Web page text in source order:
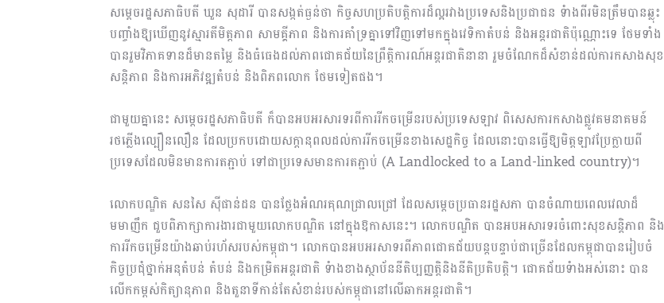
សម្តេចរដ្ឋសភាធិបតី ឃួន សុដារី បានសង្កត់ធ្ងន់ថា កិច្ចសហប្រតិបត្តិការដ៏ល្អរវាងប្រទេសនិងប្រជាជន ទំាងពីរមិនត្រឹមបានឆ្លុះ
បញ្ចាំងឱ្យឃើញនូវស្មារតីមិត្តភាព សាមគ្គីភាព និងការគាំទ្រគ្នាទៅវិញទៅមកក្នុងវេទិកាតំបន់ និងអន្ដរជាតិប៉ុណ្ណោះទេ ថែមទាំង
បានរួមវិភាគទានដ៏មានតម្លៃ និងធំធេងដល់ភាពជោគជ័យនៃព្រឹត្តិការណ៍អន្តរជាតិនានា រួមចំណែកដ៏សំខាន់ដល់ការកសាងសុខ
សន្ដិភាព និងការអភិវឌ្ឍតំបន់ និងពិភពលោក ថែមទៀតផង។
ជាមួយគ្នានេះ សម្តេចរដ្ឋសភាធិបតី ក៏បានអបអរសារទរពីការរីកចម្រើនរបស់ប្រទេសឡាវ ពិសេសការកសាងផ្លូវគមនាគមន៍
រថភ្លើងល្បឿនលឿន ដែលប្រកបដោយសក្តានុពលដល់ការរីកចម្រើនខាងសេដ្ឋកិច្ច ដែលនោះបានធ្វើឱ្យមិត្តឡាវប្រែក្លាយពី
ប្រទេសដែលមិនមានការតភ្ជាប់ ទៅជាប្រទេសមានការតភ្ជាប់ (A Landlocked to a Land-linked country)។
លោកបណ្ឌិត សនសៃ ស៊ីផាន់ដន បានថ្លែងអំណរគុណជ្រាលជ្រៅ ដែលសម្តេចប្រធានរដ្ឋសភា បានចំណាយពេលវេលាដ៏
មមាញឹក ជួបពិភាក្សាការងារជាមួយលោកបណ្ឌិត នៅក្នុងឱកាសនេះ។ លោកបណ្ឌិត បានអបអសារទរចំពោះសុខសន្តិភាព និង
ការរីកចម្រើនយ៉ាងឆាប់រហ័សរបស់កម្ពុជា។ លោកបានអបអរសាទរពីភាពជោគជ័យបន្តបន្ទាប់ជាច្រើនដែលកម្ពុជាបានរៀបចំ
កិច្ចប្រជុំថ្នាក់អនុតំបន់ តំបន់ និងកម្រិតអន្តរជាតិ ទំាងខាងស្ថាប័ននីតិប្បញ្ញត្តិនិងនីតិប្រតិបត្តិ។ ជោគជ័យទំាងអស់នោះ បាន
លើកកម្ពស់កិត្យានុភាព និងតួនាទីកាន់តែសំខាន់របស់កម្ពុជានៅលើឆាកអន្តរជាតិ។